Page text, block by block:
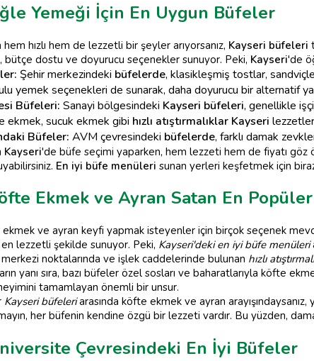
Yemeği İçin En Uygun Büfeler
hızlı hem de lezzetli bir şeyler arıyorsanız, Kayseri büfeleri
, bütçe dostu ve doyurucu seçenekler sunuyor. Peki, Kayseri'de
Şehir merkezindeki büfelerde, klasikleşmiş tostlar,
yemek seçenekleri de sunarak, daha doyurucu bir alternatif
Büfeleri: Sanayi bölgesindeki Kayseri büfeleri, genellikle
ekmek, sucuk ekmek gibi hızlı atıştırmalıklar Kayseri
Büfeler: AVM çevresindeki büfelerde, farklı damak
Kayseri'de büfe seçimi yaparken, hem lezzeti hem de fiyatı göz
En iyi büfe menüleri sunan yerleri keşfetmek için
Ekmek ve Ayran Satan En
ve ayran keyfi yapmak isteyenler için birçok seçenek
lezzetli şekilde sunuyor. Peki, Kayseri'deki en iyi büfe menüleri
noktalarında ve işlek caddelerinde bulunan hızlı
yanı sıra, bazı büfeler özel sosları ve baharatlarıyla köfte
tamamlayan önemli bir unsur.
Kayseri büfeleriarasında köfte ekmek ve ayran
her büfenin kendine özgü bir lezzeti vardır. Bu yüzden,
Çevresindeki En İyi Büfeler